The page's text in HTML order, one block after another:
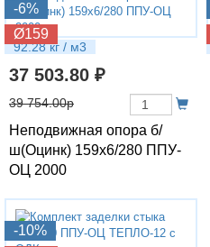
-6%
Ø159
92.28 кг / м3
37 503.80 ₽
39 754.00р
Неподвижная опора б/
ш(Оцинк) 159х6/280 ППУ-
ОЦ 2000
-10%